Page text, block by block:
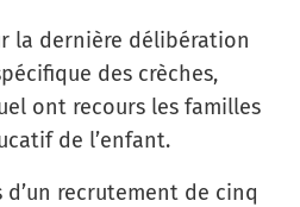
la dernière délibération
des crèches,
ont recours les familles
de l’enfant.
recrutement de cinq